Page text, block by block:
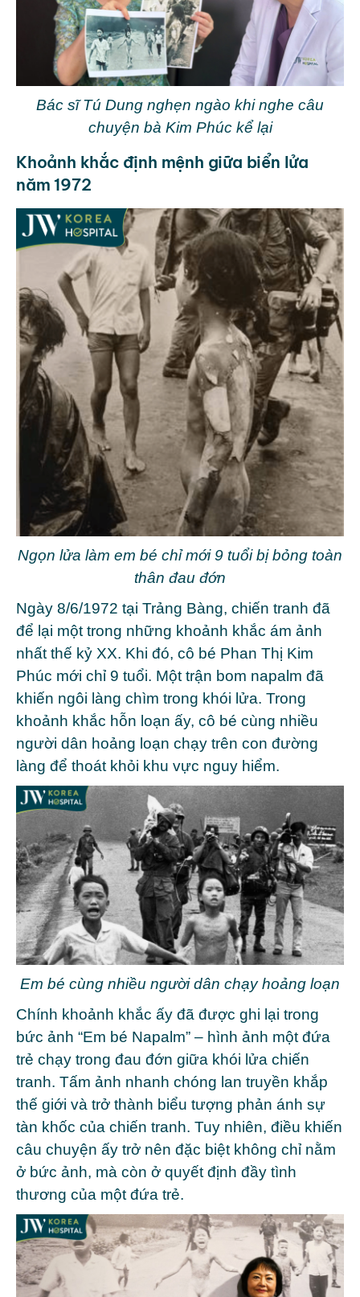
Bác sĩ Tú Dung nghẹn ngào khi nghe câu
chuyện bà Kim Phúc kể lại
Khoảnh khắc định mệnh giữa biển lửa
năm 1972
Ngọn lửa làm em bé chỉ mới 9 tuổi bị bỏng toàn
thân đau đớn
Ngày 8/6/1972 tại Trảng Bàng, chiến tranh đã
để lại một trong những khoảnh khắc ám ảnh
nhất thế kỷ XX. Khi đó, cô bé Phan Thị Kim
Phúc mới chỉ 9 tuổi. Một trận bom napalm đã
khiến ngôi làng chìm trong khói lửa. Trong
khoảnh khắc hỗn loạn ấy, cô bé cùng nhiều
người dân hoảng loạn chạy trên con đường
làng để thoát khỏi khu vực nguy hiểm.
Em bé cùng nhiều người dân chạy hoảng loạn
Chính khoảnh khắc ấy đã được ghi lại trong
bức ảnh “Em bé Napalm” – hình ảnh một đứa
trẻ chạy trong đau đớn giữa khói lửa chiến
tranh. Tấm ảnh nhanh chóng lan truyền khắp
thế giới và trở thành biểu tượng phản ánh sự
tàn khốc của chiến tranh. Tuy nhiên, điều khiến
câu chuyện ấy trở nên đặc biệt không chỉ nằm
ở bức ảnh, mà còn ở quyết định đầy tình
thương của một đứa trẻ.